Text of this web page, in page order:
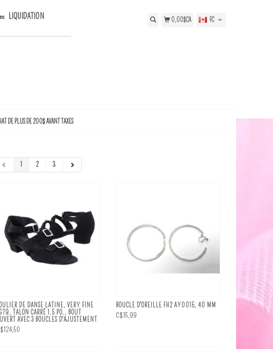
LIQUIDATION
0,00$CA FC
DE PLUS DE 200$ AVANT TAXES
1 2 3
DE DANSE LATINE, VERY FINE
TALON CARRÉ 1.5 PO., BOUT
AVEC 3 BOUCLES D'AJUSTEMENT
BOUCLE D'OREILLE FH2 AY0015, 40 MM
C$15,99